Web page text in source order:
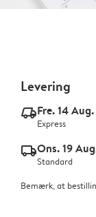
Levering
delivery_express_v2Fre. 14 Aug.
Express
delivery_standard_v2Ons. 19
Standard
Bemærk, at